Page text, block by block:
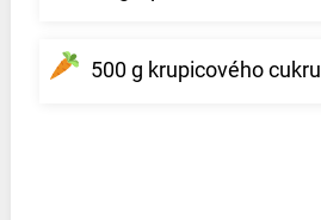
500 g krupicového cukru